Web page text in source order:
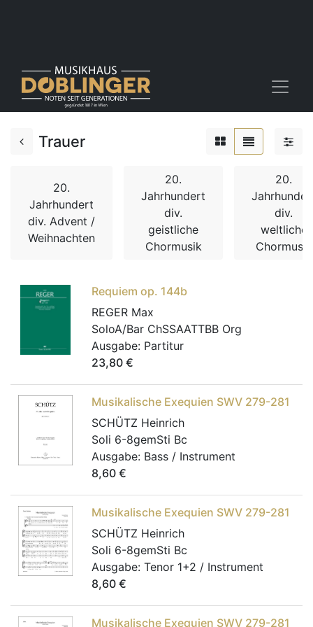
Trauer
20.
Jahrhundert
div. Advent /
Weihnachten
20.
Jahrhundert
div.
geistliche
Chormusik
20.
div.
weltliche
Chormusik
Requiem op. 144b
REGER Max
SoloA/Bar ChSSAATTBB Org
Ausgabe: Partitur
23,80 €
Musikalische Exequien SWV 279-281
SCHÜTZ Heinrich
Soli 6-8gemSti Bc
Ausgabe: Bass / Instrument
8,60 €
Musikalische Exequien SWV 279-281
SCHÜTZ Heinrich
Soli 6-8gemSti Bc
Ausgabe: Tenor 1+2 / Instrument
8,60 €
Musikalische Exequien SWV 279-281